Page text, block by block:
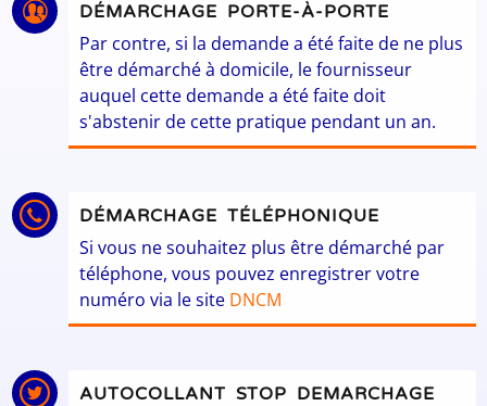
DÉMARCHAGE PORTE-À-PORTE
Par contre, si la demande a été faite de ne plus
être démarché à domicile, le fournisseur
auquel cette demande a été faite doit
s'abstenir de cette pratique pendant un an.
DÉMARCHAGE TÉLÉPHONIQUE
Si vous ne souhaitez plus être démarché par
téléphone, vous pouvez enregistrer votre
numéro via le site DNCM
AUTOCOLLANT STOP DEMARCHAGE